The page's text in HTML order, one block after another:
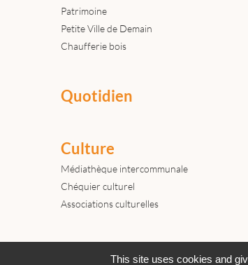
Patrimoine
Petite Ville de Demain
Chaufferie bois
Quotidien
Culture
Médiathèque intercommunale
Chéquier culturel
Associations culturelles
Actualités Archives
This site uses cookies and